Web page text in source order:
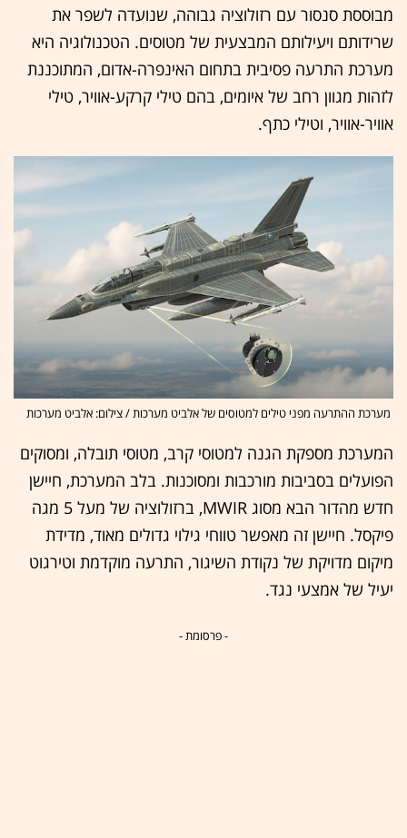
מבוססת סנסור עם רזולוציה גבוהה, שנועדה לשפר את
שרידותם ויעילותם המבצעית של מטוסים. הטכנולוגיה היא
מערכת התרעה פסיבית בתחום האינפרה-אדום, המתוכננת
לזהות מגוון רחב של איומים, בהם טילי קרקע-אוויר, טילי
אוויר-אוויר, וטילי כתף.
מערכת ההתרעה מפני טילים למטוסים של אלביט מערכות / צילום: אלביט מערכות
המערכת מספקת הגנה למטוסי קרב, מטוסי תובלה, ומסוקים
הפועלים בסביבות מורכבות ומסוכנות. בלב המערכת, חיישן
חדש מהדור הבא מסוג MWIR, ברזולוציה של מעל 5 מגה
פיקסל. חיישן זה מאפשר טווחי גילוי גדולים מאוד, מדידת
מיקום מדויקת של נקודת השיגור, התרעה מוקדמת וטירגוט
יעיל של אמצעי נגד.
- פרסומת -